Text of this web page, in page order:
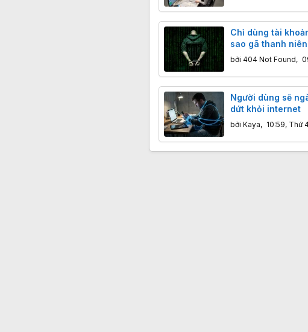
Chỉ dùng tài
sao gã thanh
thể khiến cả thế
bởi 404 Not Found,
Người dùng sẽ
dứt khỏi internet
bởi Kaya, 10:59, Thứ